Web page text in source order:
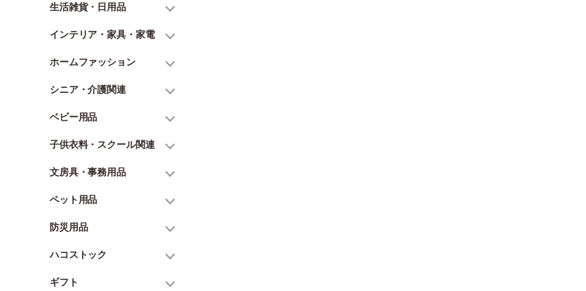
生活雑貨・日用品
インテリア・家具・家電
ホームファッション
シニア・介護関連
ベビー用品
子供衣料・スクール関連
文房具・事務用品
ペット用品
防災用品
ハコストック
ギフト